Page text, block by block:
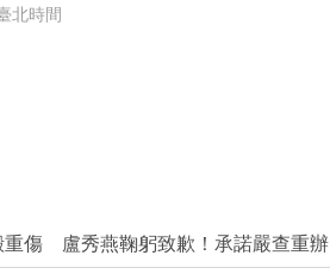
北時間
重傷 盧秀燕鞠躬致歉！承諾嚴查重辦